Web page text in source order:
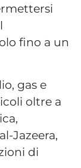
fino a un
gas e
oltre a
Jazeera,
di